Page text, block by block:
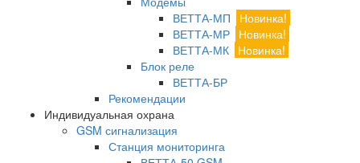
ВЕТТА-МП
Новинка!
ВЕТТА-МР Новинка!
ВЕТТА-МК Новинка!
Блок реле
ВЕТТА-БР
Рекомендации
Индивидуальная охрана
GSM сигнализация
Станция мониторинга